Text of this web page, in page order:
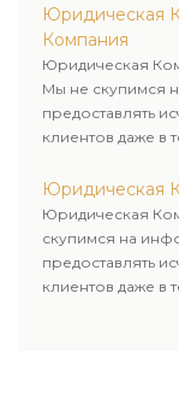
Юридическая
Компания
Юридическая
Мы не скупимся
предоставлять
клиентов даже в
пользовались
Юридическая
Юридическая
скупимся на
предоставлять
клиентов даже в
пользовались